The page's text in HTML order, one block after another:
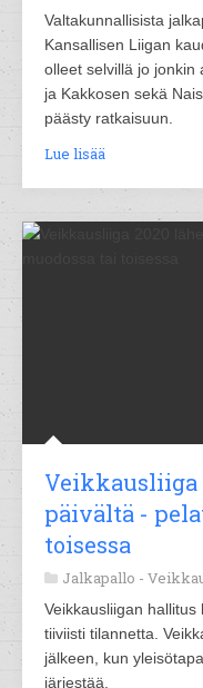
Valtakunnallisista
Kansallisen Liigan
olleet selvillä jo jonkin
ja Kakkosen sekä
päästy ratkaisuun.
Lue lisää
Veikkausliiga
päivältä -
toisessa
Jalkapallo -
Veikkausliigan
tiiviisti tilannetta.
jälkeen, kun
järjestää.